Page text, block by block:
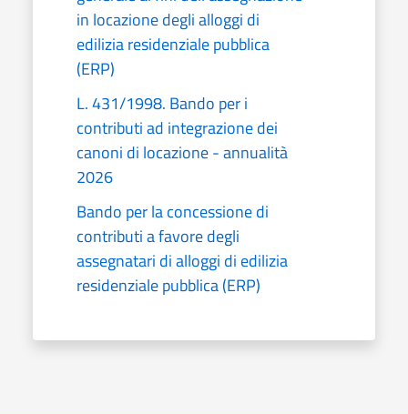
in locazione degli alloggi di
edilizia residenziale pubblica
(ERP)
L. 431/1998. Bando per i
contributi ad integrazione dei
canoni di locazione - annualità
2026
Bando per la concessione di
contributi a favore degli
assegnatari di alloggi di edilizia
residenziale pubblica (ERP)